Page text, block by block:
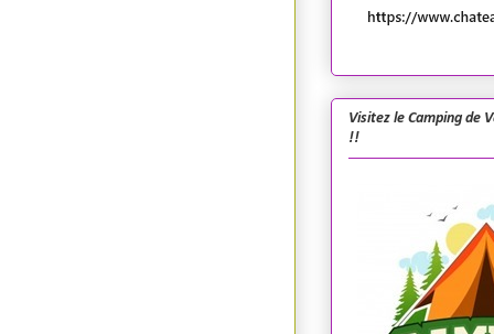
Visitez le Camping de
!!